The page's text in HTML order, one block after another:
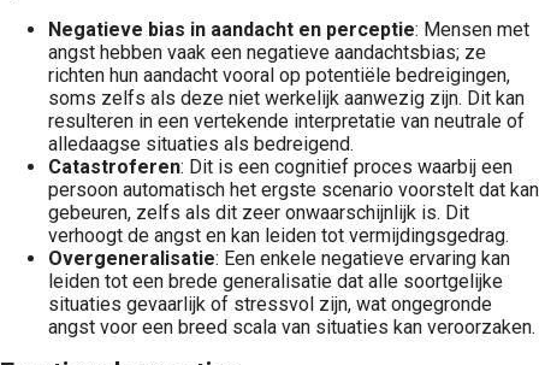
Negatieve bias in aandacht en perceptie: Mensen met
angst hebben vaak een negatieve aandachtsbias; ze
richten hun aandacht vooral op potentiële bedreigingen,
soms zelfs als deze niet werkelijk aanwezig zijn. Dit kan
resulteren in een vertekende interpretatie van neutrale of
alledaagse situaties als bedreigend.
Catastroferen: Dit is een cognitief proces waarbij een
persoon automatisch het ergste scenario voorstelt dat kan
gebeuren, zelfs als dit zeer onwaarschijnlijk is. Dit
verhoogt de angst en kan leiden tot vermijdingsgedrag.
Overgeneralisatie: Een enkele negatieve ervaring kan
leiden tot een brede generalisatie dat alle soortgelijke
situaties gevaarlijk of stressvol zijn, wat ongegronde
angst voor een breed scala van situaties kan veroorzaken.